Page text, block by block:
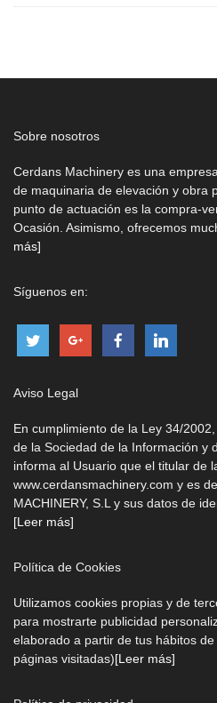
Sobre nosotros
Cerdans Machinery es una
de maquinaria de elevación y obra
punto de actuación es la compra-
Ocasión. Asimismo, ofrecemos
más]
Síguenos en:
Aviso Legal
En cumplimiento de la Ley 34/
de la Sociedad de la Información y
informa al Usuario que el titular de
www.cerdansmachinery.com y es
MACHINERY, S.L y sus datos de
[Leer más]
Política de Cookies
Utilizamos cookies propias y de
para mostrarte publicidad
elaborado a partir de tus hábitos
páginas visitadas)[Leer más]